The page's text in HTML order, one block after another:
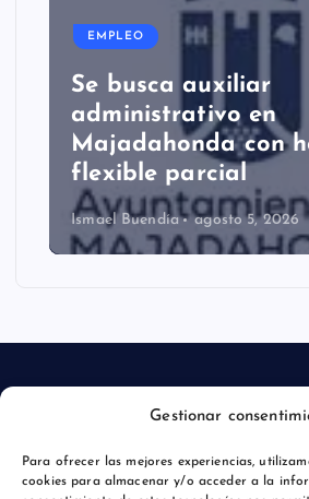
Gestionar
Para ofrecer las mejores experiencias,
cookies para almacenar y/o acceder a la
EMPLEO
Se busca auxiliar
administrativo en
Majadahonda con
flexible parcial
Ismael Buendía agosto 5, 2026
Política de privacidad